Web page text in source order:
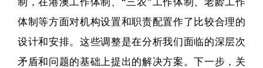
体制等方面对机构设置和职责配置作了比较合理的
设计和安排。这些调整是在分析我们面临的深层次
矛盾和问题的基础上提出的解决方案。下一步，关